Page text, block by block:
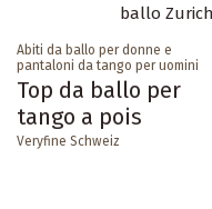
Abiti da ballo per donne e
pantaloni da tango per uomini
Top da ballo per
tango a pois
Veryfine Schweiz